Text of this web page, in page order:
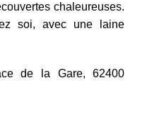
chaleureuses.
soi, avec une laine
de la Gare, 62400